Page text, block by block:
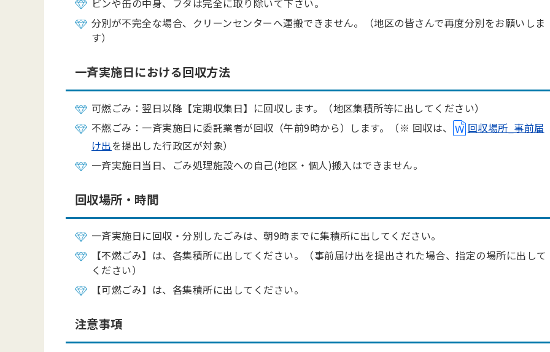
ビンや缶の中身、フタは完全に取り除いて下さい。
分別が不完全な場合、クリーンセンターへ運搬できません。（地区の皆さんで再度分別をお願いしま
す）
一斉実施日における回収方法
可燃ごみ：翌日以降【定期収集日】に回収します。（地区集積所等に出してください）
不燃ごみ：一斉実施日に委託業者が回収（午前9時から）します。（※ 回収は、
回収場所_事前届
け出を提出した行政区が対象）
一斉実施日当日、ごみ処理施設への自己(地区・個人)搬入はできません。
回収場所・時間
一斉実施日に回収・分別したごみは、朝9時までに集積所に出してください。
【不燃ごみ】は、各集積所に出してください。（事前届け出を提出された場合、指定の場所に出して
ください）
【可燃ごみ】は、各集積所に出してください。
注意事項